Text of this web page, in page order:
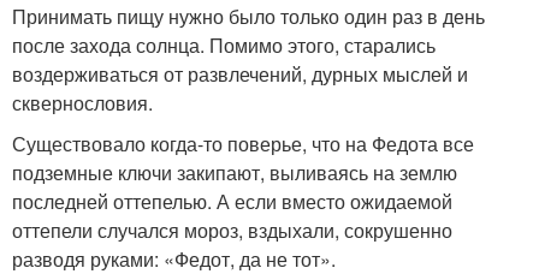
Принимать пищу нужно было только один раз в день
после захода солнца. Помимо этого, старались
воздерживаться от развлечений, дурных мыслей и
сквернословия.
Существовало когда-то поверье, что на Федота все
подземные ключи закипают, выливаясь на землю
последней оттепелью. А если вместо ожидаемой
оттепели случался мороз, вздыхали, сокрушенно
разводя руками: «Федот, да не тот».